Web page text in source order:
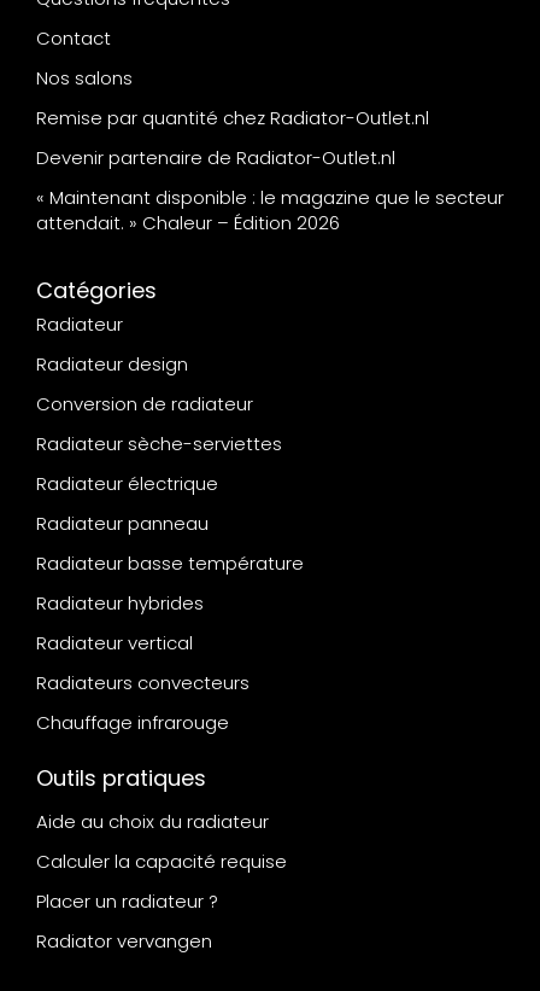
Contact
Nos salons
Remise par quantité chez Radiator-Outlet.nl
Devenir partenaire de Radiator-Outlet.nl
« Maintenant disponible : le magazine que le secteur
attendait. » Chaleur – Édition 2026
Catégories
Radiateur
Radiateur design
Conversion de radiateur
Radiateur sèche-serviettes
Radiateur électrique
Radiateur panneau
Radiateur basse température
Radiateur hybrides
Radiateur vertical
Radiateurs convecteurs
Chauffage infrarouge
Outils pratiques
Aide au choix du radiateur
Calculer la capacité requise
Placer un radiateur ?
Radiator vervangen